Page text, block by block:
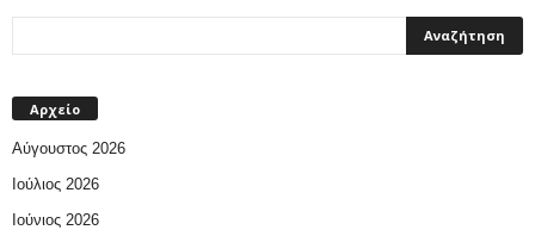
Αρχείο
Αύγουστος 2026
Ιούλιος 2026
Ιούνιος 2026